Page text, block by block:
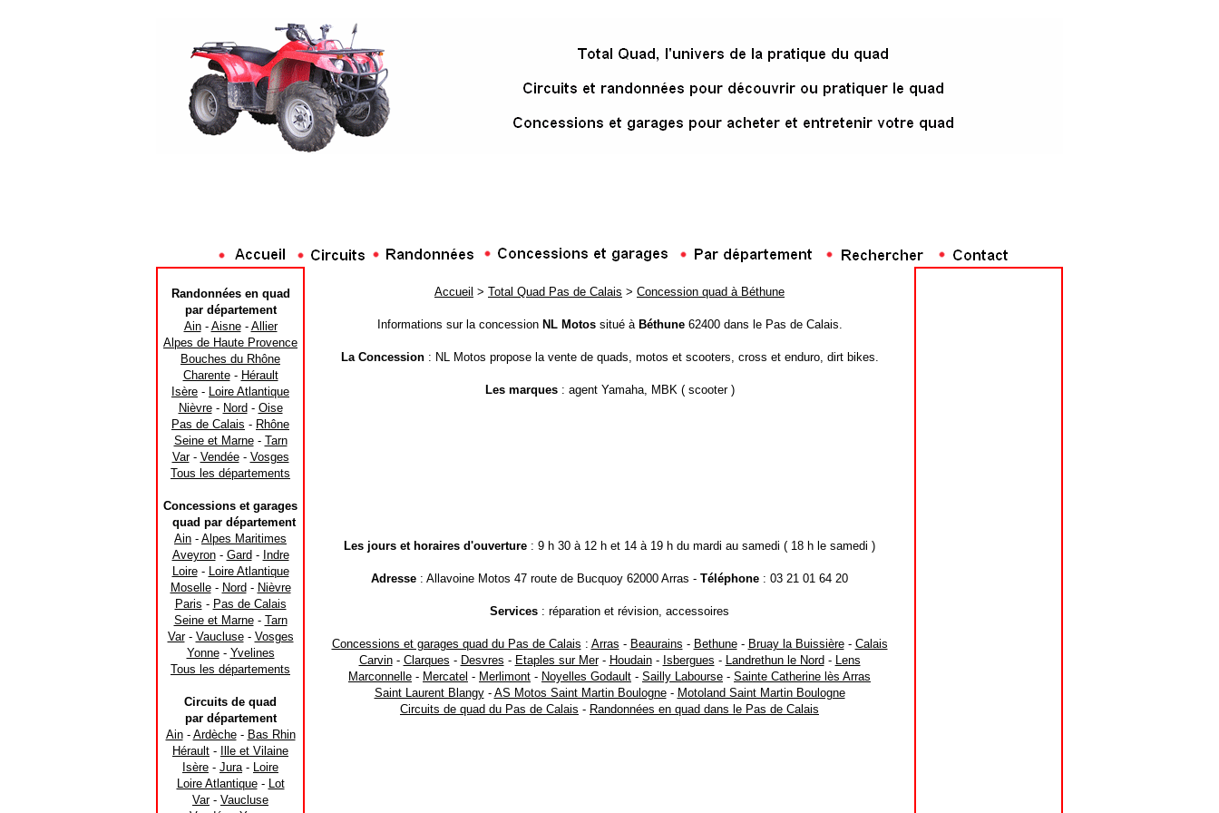
Randonnées en quad
par département
Ain- Aisne- Allier
Alpes de Haute Provence
Bouches du Rhône
Charente- Hérault
Isère - Loire Atlantique
Nièvre- Nord - Oise
Pas de Calais - Rhône
Seine et Marne- Tarn
Var- Vendée- Vosges
Tous les départements
Concessions et garages
quad par département
Ain - Alpes Maritimes
Aveyron- Gard - Indre
Loire- Loire Atlantique
Moselle- Nord - Nièvre
Paris - Pas de Calais
Seine et Marne- Tarn
Var- Vaucluse- Vosges
Yonne- Yvelines
Tous les départements
Circuits de quad
par département
Ain- Ardèche- Bas Rhin
Hérault -
Ille et Vilaine
Isère - Jura- Loire
Loire Atlantique- Lot
Var- Vaucluse
Accueil > Total Quad Pas de Calais > Concession quad à Béthune
Informations sur la concession NL Motossitué à Béthune62400 dans le Pas de Calais.
La Concession: NL Motos propose la vente de quads, motos et scooters, cross et enduro, dirt bikes.
Les marques: agent Yamaha, MBK ( scooter )
Les jours et horaires d'ouverture : 9 h 30 à 12 h et 14 à 19 h du mardi au samedi ( 18 h le samedi )
Adresse : Allavoine Motos 47 route de Bucquoy 62000 Arras - Téléphone : 03 21 01 64 20
Services : réparation et révision, accessoires
Concessions et garages quad du Pas de Calais : Arras - Beaurains - Bethune- Bruay la Buissière- Calais
Carvin- Clarques - Desvres - Etaples sur Mer- Houdain- Isbergues - Landrethun le Nord - Lens
Marconnelle - Mercatel - Merlimont - Noyelles Godault - Sailly Labourse - Sainte Catherine lès Arras
Saint Laurent Blangy- AS Motos Saint Martin Boulogne- Motoland Saint Martin Boulogne
Circuits de quad du Pas de Calais - Randonnées en quad dans le Pas de Calais